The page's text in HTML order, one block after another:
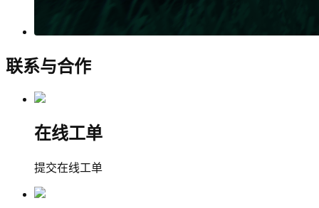
联系与合作
在线工单
提交在线工单